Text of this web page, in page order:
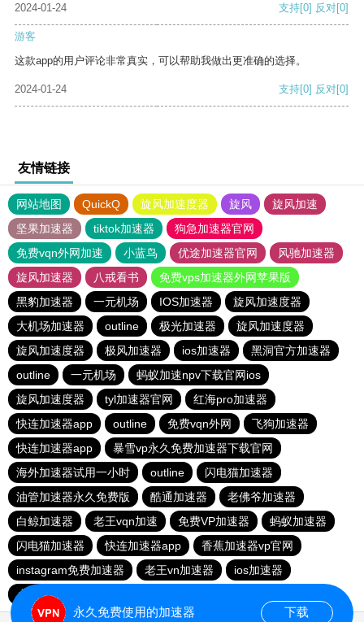
2024-01-24
支持[0] 反对[0]
游客
这款app的用户评论非常真实，可以帮助我做出更准确的选择。
2024-01-24 支持[0] 反对[0]
友情链接
网站地图 QuickQ 旋风加速度器 旋风
旋风加速
坚果加速器
tiktok加速器
狗急加速器官网
免费vqn外网加速
小蓝鸟 优途加速器官网
风驰加速器
旋风加速器
八戒看书
免费vps加速器外网苹果版
黑豹加速器
一元机场 IOS加速器
旋风加速度器
大机场加速器
outline 极光加速器
旋风加速度器
旋风加速度器
极风加速器 ios加速器
黑洞官方加速器
outline
一元机场
蚂蚁加速npv下载官网ios
旋风加速度器
tyl加速器官网
红海pro加速器
快连加速器app
outline 免费vqn外网
飞狗加速器
快连加速器app
暴雪vp永久免费加速器下载官网
海外加速器试用一小时
outline
闪电猫加速器
油管加速器永久免费版
酷通加速器
老佛爷加速器
白鲸加速器
老王vqn加速 免费VP加速器
蚂蚁加速器
闪电猫加速器
快连加速器app
香蕉加速器vp官网
instagram免费加速器
老王vn加速器
ios加速器
小猫咪ciash加速器
永久免费使用的加速器 下载